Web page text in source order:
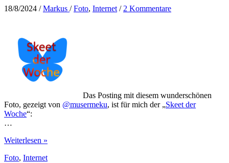
18/8/2024 /Markus /Foto, Internet / 2 Kommentare
Das Posting mit diesem wunderschönen
Foto, gezeigt von @musermeku, ist für mich der „Skeet der
Woche“:
…
Lookingup
Weiterlesen »
Foto, Internet